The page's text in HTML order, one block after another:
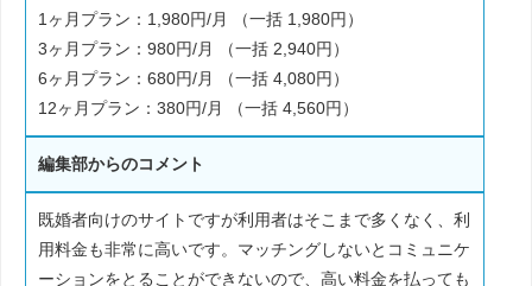
1ヶ月プラン：1,980円/月 （一括 1,980円）
3ヶ月プラン：980円/月 （一括 2,940円）
6ヶ月プラン：680円/月 （一括 4,080円）
12ヶ月プラン：380円/月 （一括 4,560円）
編集部からのコメント
既婚者向けのサイトですが利用者はそこまで多くなく、利
用料金も非常に高いです。マッチングしないとコミュニケ
ーションをとることができないので、高い料金を払っても